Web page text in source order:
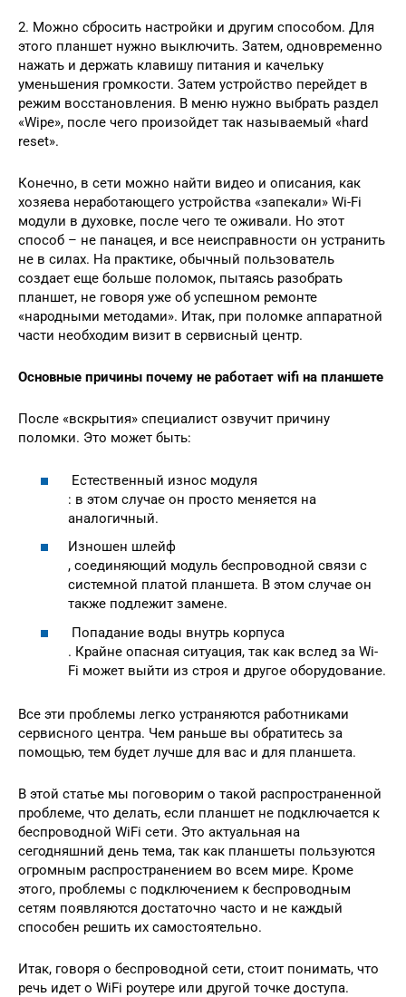
2. Можно сбросить настройки и другим способом. Для
этого планшет нужно выключить. Затем, одновременно
нажать и держать клавишу питания и качельку
уменьшения громкости. Затем устройство перейдет в
режим восстановления. В меню нужно выбрать раздел
«Wipe», после чего произойдет так называемый «hard
reset».
Конечно, в сети можно найти видео и описания, как
хозяева неработающего устройства «запекали» Wi-Fi
модули в духовке, после чего те оживали. Но этот
способ – не панацея, и все неисправности он устранить
не в силах. На практике, обычный пользователь
создает еще больше поломок, пытаясь разобрать
планшет, не говоря уже об успешном ремонте
«народными методами». Итак, при поломке аппаратной
части необходим визит в сервисный центр.
Основные причины почему не работает wifi на планшете
После «вскрытия» специалист озвучит причину
поломки. Это может быть:
Естественный износ модуля
: в этом случае он просто меняется на
аналогичный.
Изношен шлейф
, соединяющий модуль беспроводной связи с
системной платой планшета. В этом случае он
также подлежит замене.
Попадание воды внутрь корпуса
. Крайне опасная ситуация, так как вслед за Wi-
Fi может выйти из строя и другое оборудование.
Все эти проблемы легко устраняются работниками
сервисного центра. Чем раньше вы обратитесь за
помощью, тем будет лучше для вас и для планшета.
В этой статье мы поговорим о такой распространенной
проблеме, что делать, если планшет не подключается к
беспроводной WiFi сети. Это актуальная на
сегодняшний день тема, так как планшеты пользуются
огромным распространением во всем мире. Кроме
этого, проблемы с подключением к беспроводным
сетям появляются достаточно часто и не каждый
способен решить их самостоятельно.
Итак, говоря о беспроводной сети, стоит понимать, что
речь идет о WiFi роутере или другой точке доступа.